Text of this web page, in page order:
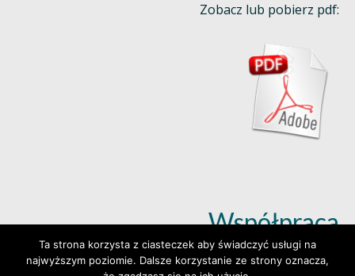
Zobacz lub pobierz pdf:
Współpraca
Dowiedz się więcej (klik)
Ta strona korzysta z ciasteczek aby świadczyć usługi na
najwyższym poziomie. Dalsze korzystanie ze strony oznacza,